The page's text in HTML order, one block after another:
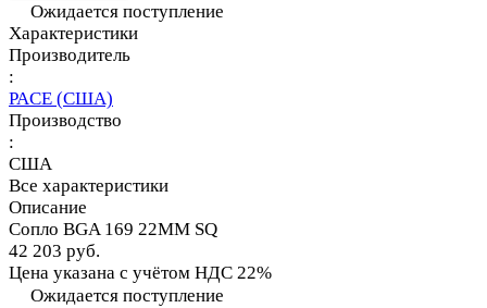
Ожидается поступление
Характеристики
Производитель
:
PACE (США)
Производство
:
США
Все характеристики
Описание
Сопло BGA 169 22MM SQ
42 203 руб.
Цена указана с учётом НДС 22%
Ожидается поступление